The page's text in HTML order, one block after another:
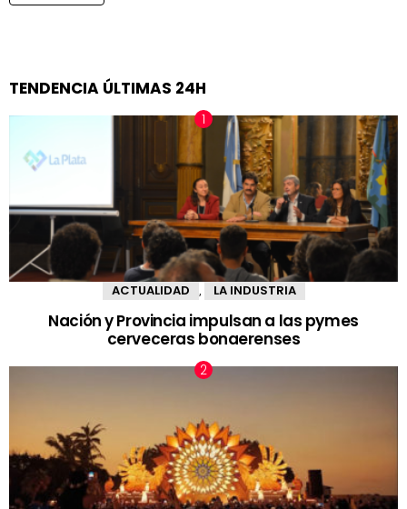
TENDENCIA ÚLTIMAS 24H
ACTUALIDAD LA INDUSTRIA
Nación y Provincia impulsan a las pymes
cerveceras bonaerenses